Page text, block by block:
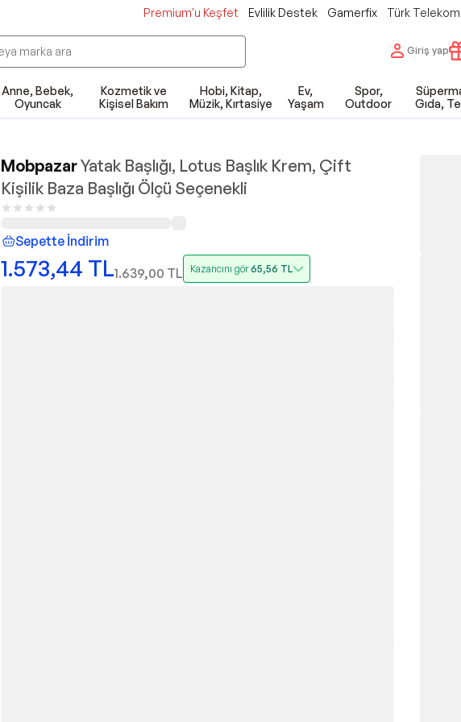
Premium'u Keşfet Evlilik Destek Gamerfix Türk
Giriş yap
Anne, Bebek,
Oyuncak
Kozmetik ve
Kişisel Bakım
Hobi, Kitap,
Müzik, Kırtasiye
Ev,
Yaşam
Spor,
Outdoor
Gıda,
MobpazarYatak Başlığı, Lotus Başlık Krem, Çift
Kişilik Baza Başlığı Ölçü Seçenekli
Sepette İndirim
1.573,44 TL1.639,00 TL Kazancını gör65,56 TL